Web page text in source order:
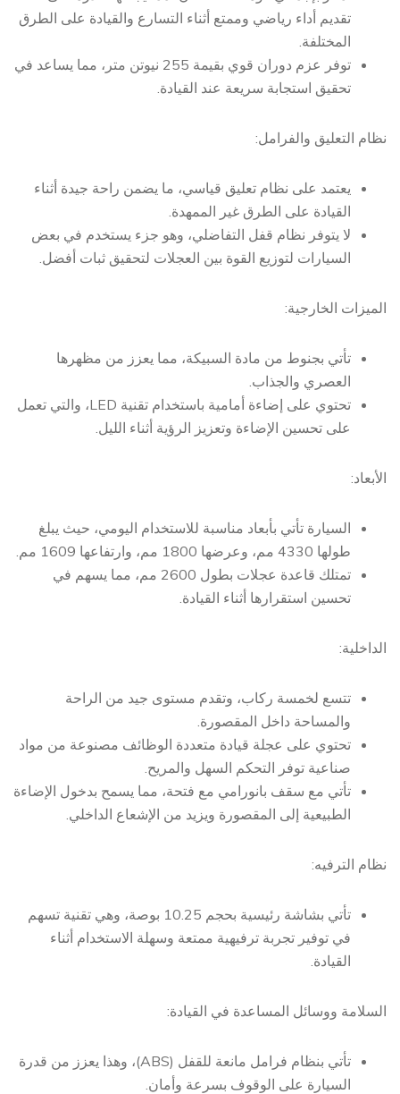
تقديم أداء رياضي وممتع أثناء التسارع والقيادة على الطرق
المختلفة.
توفر عزم دوران قوي بقيمة 255 نيوتن متر، مما يساعد في
تحقيق استجابة سريعة عند القيادة.
نظام التعليق والفرامل:
يعتمد على نظام تعليق قياسي، ما يضمن راحة جيدة أثناء
القيادة على الطرق غير الممهدة.
لا يتوفر نظام قفل التفاضلي، وهو جزء يستخدم في بعض
السيارات لتوزيع القوة بين العجلات لتحقيق ثبات أفضل.
الميزات الخارجية:
تأتي بجنوط من مادة السبيكة، مما يعزز من مظهرها
العصري والجذاب.
تحتوي على إضاءة أمامية باستخدام تقنية LED، والتي تعمل
على تحسين الإضاءة وتعزيز الرؤية أثناء الليل.
الأبعاد:
السيارة تأتي بأبعاد مناسبة للاستخدام اليومي، حيث يبلغ
طولها 4330 مم، وعرضها 1800 مم، وارتفاعها 1609 مم.
تمتلك قاعدة عجلات بطول 2600 مم، مما يسهم في
تحسين استقرارها أثناء القيادة.
الداخلية:
تتسع لخمسة ركاب، وتقدم مستوى جيد من الراحة
والمساحة داخل المقصورة.
تحتوي على عجلة قيادة متعددة الوظائف مصنوعة من مواد
صناعية توفر التحكم السهل والمريح.
تأتي مع سقف بانورامي مع فتحة، مما يسمح بدخول الإضاءة
الطبيعية إلى المقصورة ويزيد من الإشعاع الداخلي.
نظام الترفيه:
تأتي بشاشة رئيسية بحجم 10.25 بوصة، وهي تقنية تسهم
في توفير تجربة ترفيهية ممتعة وسهلة الاستخدام أثناء
القيادة.
السلامة ووسائل المساعدة في القيادة:
تأتي بنظام فرامل مانعة للقفل (ABS)، وهذا يعزز من قدرة
السيارة على الوقوف بسرعة وأمان.